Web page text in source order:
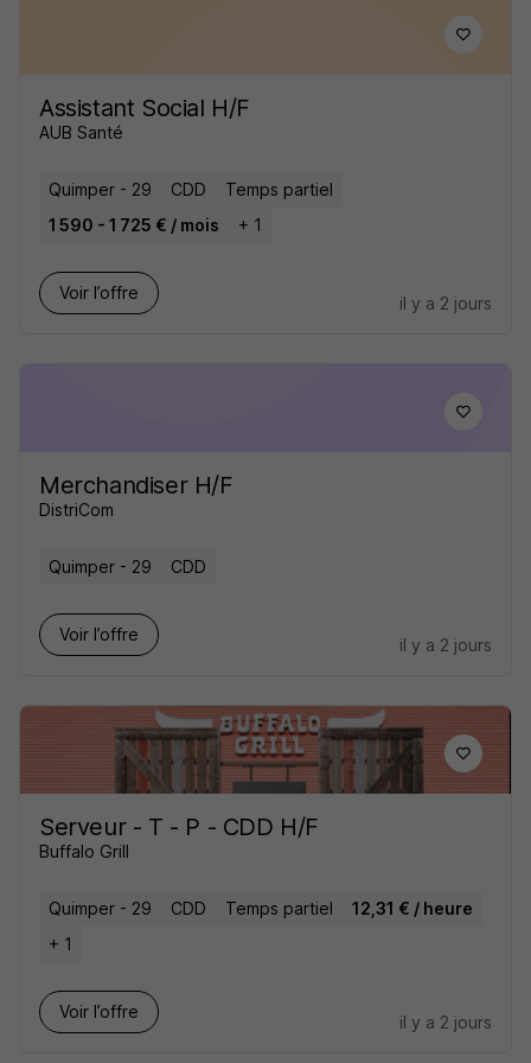
Assistant Social H/F
AUB Santé
Quimper - 29 CDD
Temps partiel
1 590 - 1 725 € / mois
+ 1
Voir l’offre
il y a 2 jours
Merchandiser H/F
DistriCom
Quimper - 29 CDD
Voir l’offre
il y a 2 jours
Serveur - T - P - CDD H/F
Buffalo Grill
Quimper - 29 CDD Temps partiel
12,31 € / heure
+ 1
Voir l’offre
il y a 2 jours